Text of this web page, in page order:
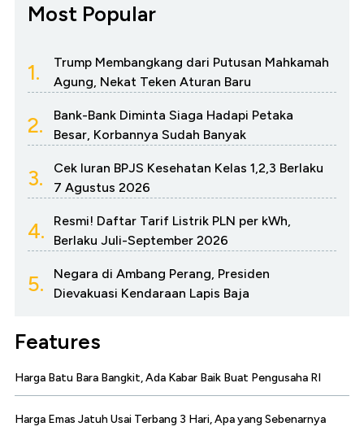
Most Popular
1.
Trump Membangkang dari Putusan Mahkamah
Agung, Nekat Teken Aturan Baru
2.
Bank-Bank Diminta Siaga Hadapi Petaka
Besar, Korbannya Sudah Banyak
3.
Cek Iuran BPJS Kesehatan Kelas 1,2,3 Berlaku
7 Agustus 2026
4.
Resmi! Daftar Tarif Listrik PLN per kWh,
Berlaku Juli-September 2026
5.
Negara di Ambang Perang, Presiden
Dievakuasi Kendaraan Lapis Baja
Features
Harga Batu Bara Bangkit, Ada Kabar Baik Buat Pengusaha RI
Harga Emas Jatuh Usai Terbang 3 Hari, Apa yang Sebenarnya